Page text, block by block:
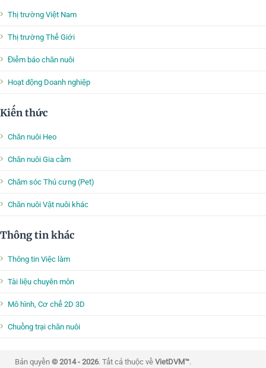
Thị trường Việt Nam
Thị trường Thế Giới
Điểm báo chăn nuôi
Hoạt động Doanh nghiệp
Kiến thức
Chăn nuôi Heo
Chăn nuôi Gia cầm
Chăm sóc Thú cưng (Pet)
Chăn nuôi Vật nuôi khác
Thông tin khác
Thông tin Việc làm
Tài liệu chuyên môn
Mô hình, Cơ chế 2D 3D
Chuồng trại chăn nuôi
Bản quyền © 2014 - 2026. Tất cả thuộc về VietDVM™.